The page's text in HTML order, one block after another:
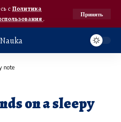
с Политика
.
Принять
note
on a sleepy